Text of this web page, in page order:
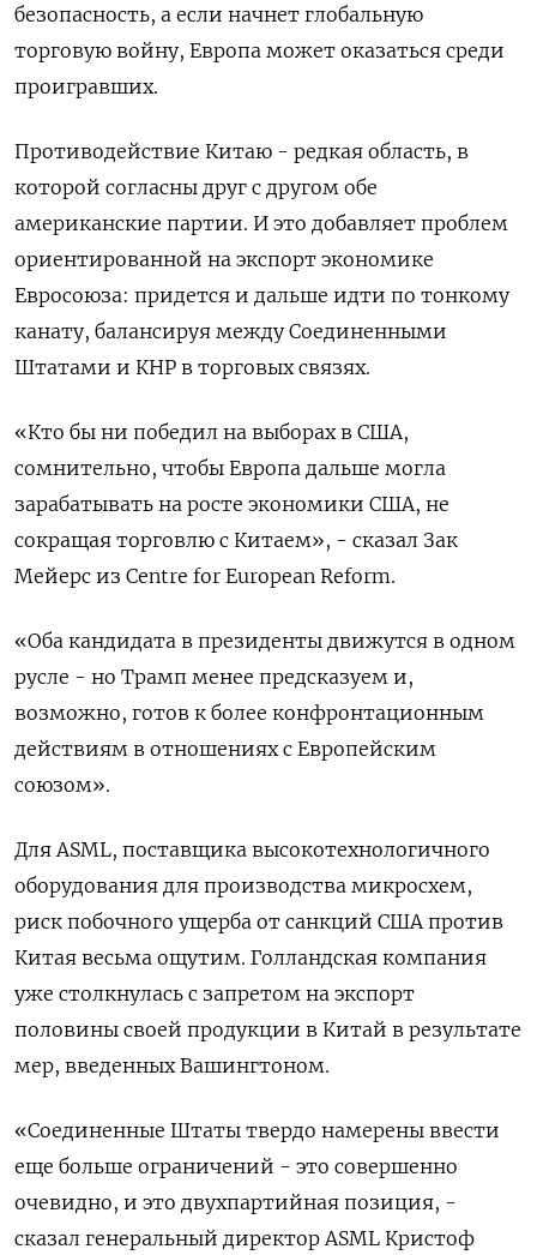
безопасность, а если начнет глобальную
торговую войну, Европа может оказаться среди
проигравших.
Противодействие Китаю - редкая область, в
которой согласны друг с другом обе
американские партии. И это добавляет проблем
ориентированной на экспорт экономике
Евросоюза: придется и дальше идти по тонкому
канату, балансируя между Соединенными
Штатами и КНР в торговых связях.
«Кто бы ни победил на выборах в США,
сомнительно, чтобы Европа дальше могла
зарабатывать на росте экономики США, не
сокращая торговлю с Китаем», - сказал Зак
Мейерс из Centre for European Reform.
«Оба кандидата в президенты движутся в одном
русле - но Трамп менее предсказуем и,
возможно, готов к более конфронтационным
действиям в отношениях с Европейским
союзом».
Для ASML, поставщика высокотехнологичного
оборудования для производства микросхем,
риск побочного ущерба от санкций США против
Китая весьма ощутим. Голландская компания
уже столкнулась с запретом на экспорт
половины своей продукции в Китай в результате
мер, введенных Вашингтоном.
«Соединенные Штаты твердо намерены ввести
еще больше ограничений - это совершенно
очевидно, и это двухпартийная позиция, -
сказал генеральный директор ASML Кристоф